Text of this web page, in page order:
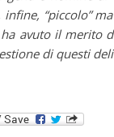
infine, “piccolo”
avuto il merito
di questi